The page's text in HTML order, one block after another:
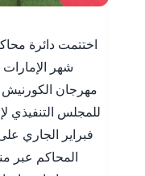
اختتمت دائرة
مهرجان الكورنيش
فبراير الجاري
المحاكم عبر